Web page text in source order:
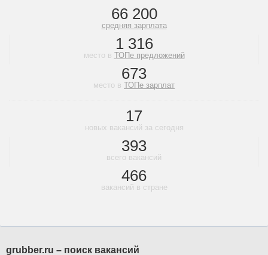
66 200
средняя зарплата
1 316
место в ТОПе предложений
673
место в ТОПе зарплат
17
новых вакансий за сегодня
393
всего вакансий
466
вакансий в стране
grubber.ru – поиск вакансий